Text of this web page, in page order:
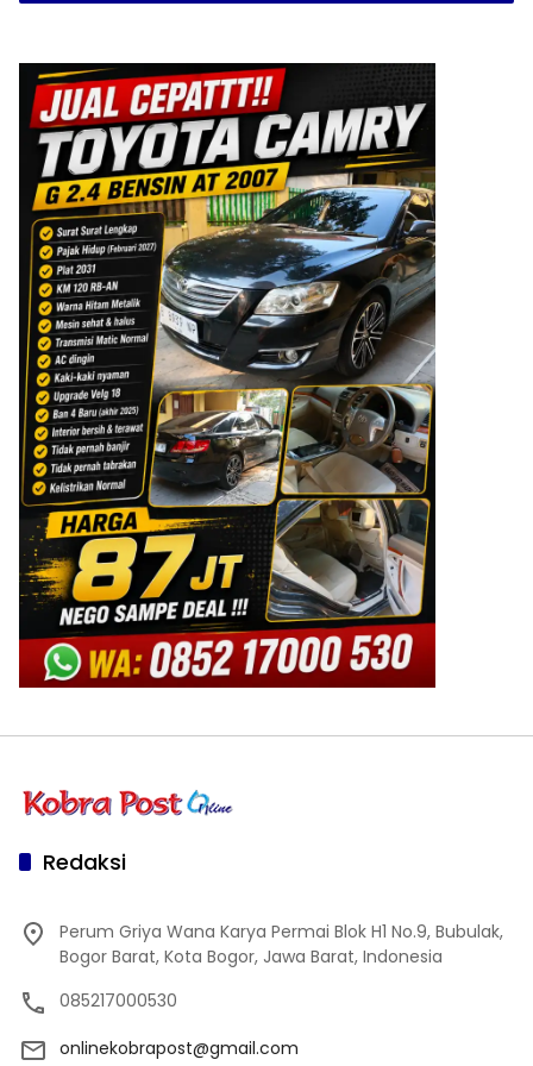
Redaksi
Perum Griya Wana Karya Permai Blok H1 No.9, Bubulak,
Bogor Barat, Kota Bogor, Jawa Barat, Indonesia
085217000530
onlinekobrapost@gmail.com